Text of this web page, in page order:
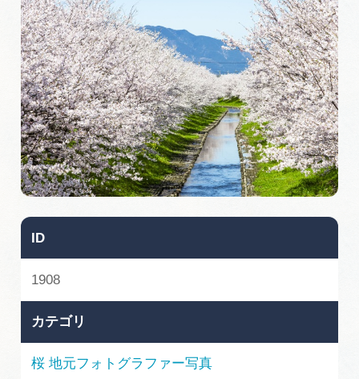
スポット・体験
イベント
グルメ
旅の予約
アクセス
ぎふ旅レポーター記事
早わかり岐阜
買い物・お土産
行きたいリストを見る
ID
1908
カテゴリ
桜 地元フォトグラファー写真